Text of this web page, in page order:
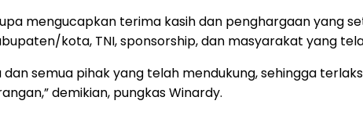
mengucapkan terima kasih dan penghargaan yang
kota, TNI, sponsorship, dan masyarakat yang
semua pihak yang telah mendukung, sehingga
demikian, pungkas Winardy.